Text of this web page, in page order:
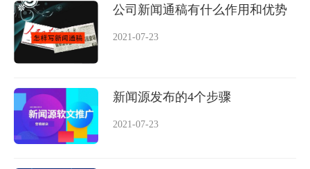
公司新闻通稿有什么作用和优势
2021-07-23
新闻源发布的4个步骤
2021-07-23